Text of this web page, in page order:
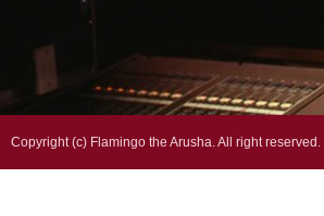
Copyright (c) Flamingo the Arusha. All right reserved.